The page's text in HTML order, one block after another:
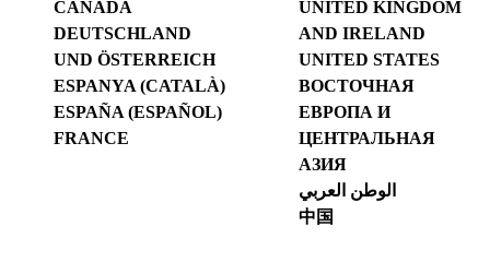
CANADA
DEUTSCHLAND
UND ÖSTERREICH
ESPANYA (CATALÀ)
ESPAÑA (ESPAÑOL)
FRANCE
UNITED KINGDOM
AND IRELAND
UNITED STATES
ВОСТОЧНАЯ
ЕВРОПА И
ЦЕНТРАЛЬНАЯ
АЗИЯ
الوطن العربي
中国